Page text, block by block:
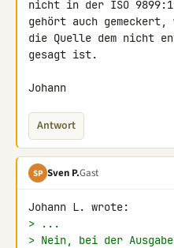
nicht in der ISO
gehört auch gemeckert,
die Quelle dem nicht
gesagt ist.
Johann
Antwort
SP Sven P.Gast
> ...
> Nein, bei der